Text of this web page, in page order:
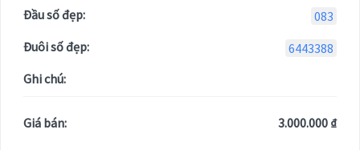
Đầu số đẹp:
083
Đuôi số đẹp:
6443388
Ghi chú:
Giá bán: 3.000.000 ₫